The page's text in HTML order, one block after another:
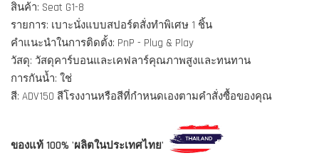
สินค้า: Seat G1-8
รายการ: เบาะนั่งแบบสปอร์ตสั่งทำพิเศษ 1 ชิ้น
คำแนะนำในการติดตั้ง: PnP - Plug & Play
วัสดุ: วัสดุคาร์บอนและเคฟลาร์คุณภาพสูงและทนทาน
การกันน้ำ: ใช่
สี: ADV150 สีโรงงานหรือสีที่กำหนดเองตามคำสั่งซื้อของคุณ
ของแท้ 100% 'ผลิตในประเทศไทย'